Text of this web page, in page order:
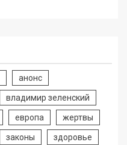
анонс
владимир зеленский
европа жертвы
законы здоровье